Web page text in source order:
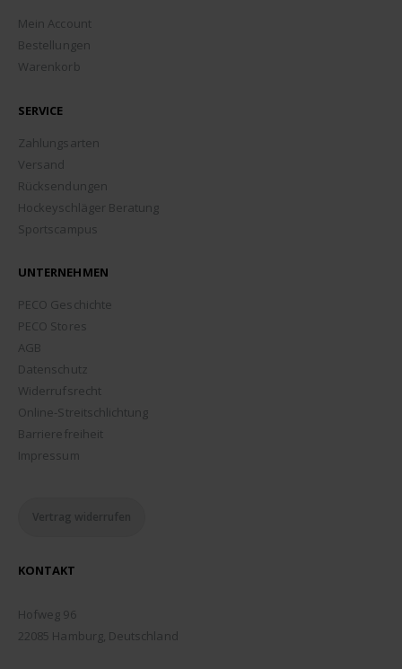
Mein Account
Bestellungen
Warenkorb
SERVICE
Zahlungsarten
Versand
Rücksendungen
Hockeyschläger Beratung
Sportscampus
UNTERNEHMEN
PECO Geschichte
PECO Stores
AGB
Datenschutz
Widerrufsrecht
Online-Streitschlichtung
Barrierefreiheit
Impressum
Vertrag widerrufen
KONTAKT
Hofweg 96
22085 Hamburg, Deutschland